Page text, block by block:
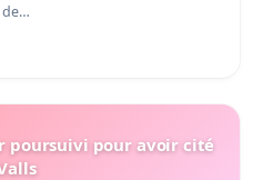
de…
poursuivi pour avoir cité